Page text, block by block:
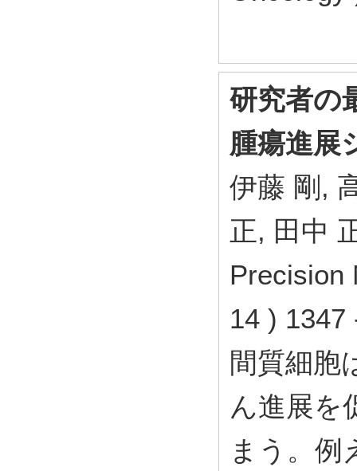
研究者の
腫瘍進展
伊藤 剛,
正, 田中
Precision
14 )
間質細胞
ん進展を
まう。例